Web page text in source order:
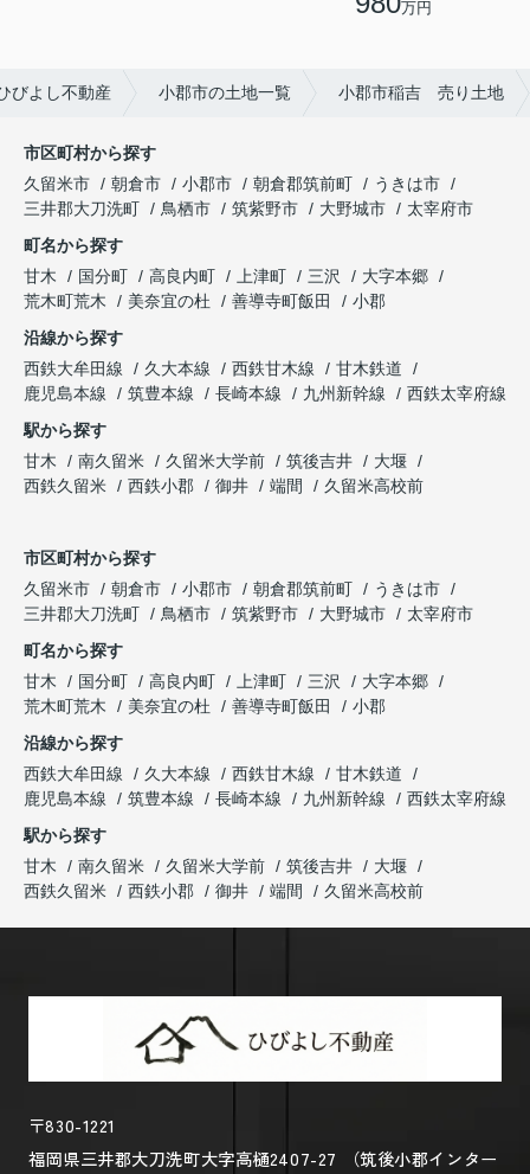
万円
びよし不動産 小郡市の土地一覧 小郡市稲吉 売り土地
市区町村から探す
久留米市
朝倉市 小郡市 朝倉郡筑前町
うきは市
三井郡大刀洗町
鳥栖市 筑紫野市 大野城市
太宰府市
町名から探す
甘木
国分町 高良内町 上津町 三沢
大字本郷
荒木町荒木
美奈宜の杜 善導寺町飯田
小郡
沿線から探す
西鉄大牟田線
久大本線 西鉄甘木線
甘木鉄道
鹿児島本線
筑豊本線 長崎本線 九州新幹線
西鉄太宰府線
駅から探す
甘木
南久留米 久留米大学前 筑後吉井
大堰
西鉄久留米
西鉄小郡 御井 端間 久留米高校前
市区町村から探す
久留米市
朝倉市 小郡市 朝倉郡筑前町
うきは市
三井郡大刀洗町
鳥栖市 筑紫野市 大野城市
太宰府市
町名から探す
甘木
国分町 高良内町 上津町 三沢
大字本郷
荒木町荒木
美奈宜の杜 善導寺町飯田
小郡
沿線から探す
西鉄大牟田線
久大本線 西鉄甘木線
甘木鉄道
鹿児島本線
筑豊本線 長崎本線 九州新幹線
西鉄太宰府線
駅から探す
甘木
南久留米 久留米大学前 筑後吉井
大堰
西鉄久留米
西鉄小郡 御井 端間 久留米高校前
〒830-1221
福岡県三井郡大刀洗町大字高樋2407-27 （筑後小郡インター